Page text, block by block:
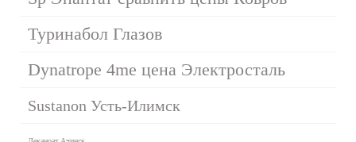
Туринабол Глазов
Dynatrope 4me цена Электросталь
Sustanon Усть-Илимск